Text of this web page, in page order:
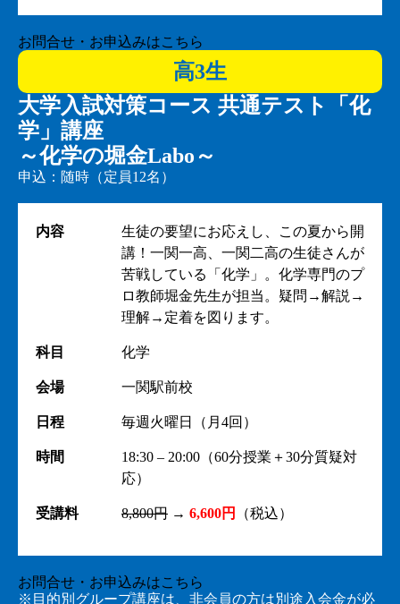
お問合せ・お申込みはこちら
高3生
大学入試対策コース 共通テスト「化
学」講座
～化学の堀金Labo～
申込：随時（定員12名）
内容
生徒の要望にお応えし、この夏から開
講！一関一高、一関二高の生徒さんが
苦戦している「化学」。化学専門のプ
ロ教師堀金先生が担当。疑問→解説→
理解→定着を図ります。
科目 化学
会場 一関駅前校
日程 毎週火曜日（月4回）
時間
18:30 – 20:00（60分授業＋30分質疑対
応）
受講料 8,800円 → 6,600円 （税込）
お問合せ・お申込みはこちら
※目的別グループ講座は、非会員の方は別途入会金が必